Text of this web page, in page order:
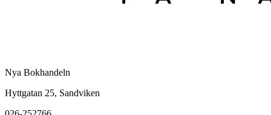
Nya Bokhandeln
Hyttgatan 25, Sandviken